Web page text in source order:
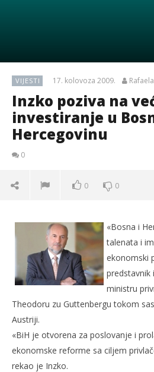
VIJESTI 17. kolovoza 2009. Rafaela
Inzko poziva na
investiranje u
Hercegovinu
0
0 0
«Bosna i
talenata i
ekonomski
predstavnik
ministru
Theodoru zu Guttenbergu tokom
Austriji.
«BiH je otvorena za poslovanje i
ekonomske reforme sa ciljem
rekao je Inzko.